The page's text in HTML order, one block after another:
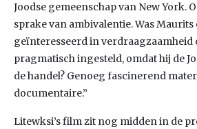
Joodse gemeenschap van New York.
sprake van ambivalentie. Was
geïnteresseerd in verdraagzaamheid
pragmatisch ingesteld, omdat hij de
de handel? Genoeg fascinerend
documentaire.”
Litewksi’s film zit nog midden in de